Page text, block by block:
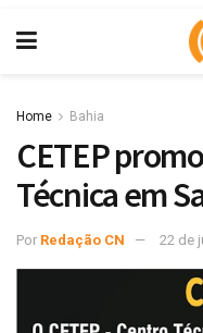
Home Bahia
CETEP
Técnica em
Por Redação CN 22 de